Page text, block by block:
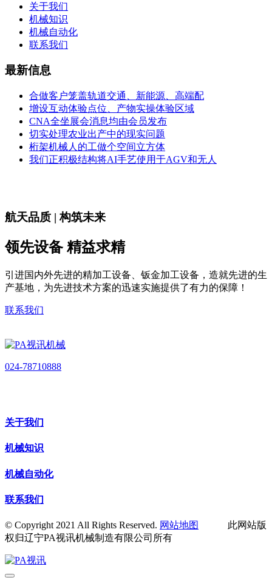
关于我们
机械知识
机械自动化
联系我们
最新信息
合做客户笼盖轨道交通、新能源、高端配
增设互动体验点位、产物实操体验区域
CNA全坐展会消息均由会员发布
切实处理农业出产中的现实问题
桁架机械人的工做个空间立方体
我们正积极结构将AI手艺使用于AGV和无人
航天品质 | 构筑未来
领先设备 精益求精
引进国内外先进的精加工设备、钣金加工设备，造就先进的生
产基地，为先进技术方案的迅速实施提供了有力的保障！
联系我们
024-78710888
关于我们
机械知识
机械自动化
联系我们
© Copyright 2021 All Rights Reserved. 网站地图
此网站版
权归辽宁PA视讯机械制造有限公司所有